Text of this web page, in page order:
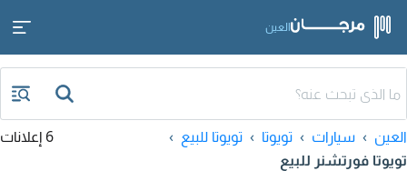
العين
العين سيارات تويوتا
تويوتا للبيع
تويوتا فورتشنر للبيع
6 إعلانات